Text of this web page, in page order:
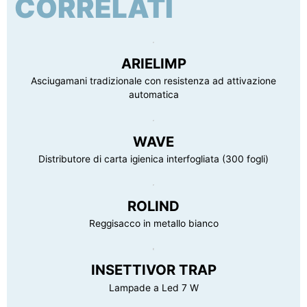
prodotto
Peso lordo confezione 2.05 kg
CORRELATI
ARIELIMP
Asciugamani tradizionale con resistenza ad attivazione
automatica
WAVE
Distributore di carta igienica interfogliata (300 fogli)
ROLIND
Reggisacco in metallo bianco
INSETTIVOR TRAP
Lampade a Led 7 W